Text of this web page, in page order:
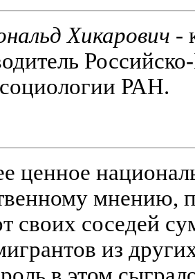
Хикарович -
РАН.
ценное
мнению,
своих соседей
из